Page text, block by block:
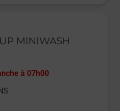
MINIWASH
à 07h00